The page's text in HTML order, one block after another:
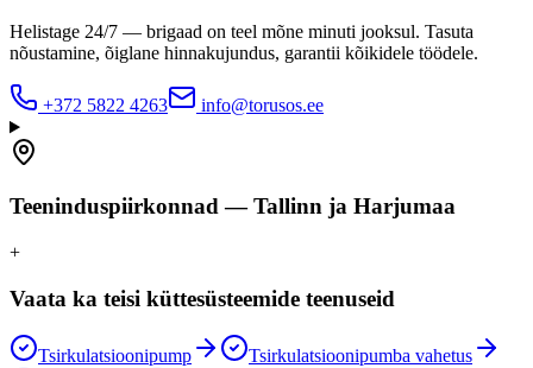
Helistage 24/7 — brigaad on teel mõne minuti jooksul. Tasuta
nõustamine, õiglane hinnakujundus, garantii kõikidele töödele.
+372 5822 4263 info@torusos.ee
Teeninduspiirkonnad — Tallinn ja Harjumaa
+
Vaata ka teisi küttesüsteemide teenuseid
Tsirkulatsioonipump
Tsirkulatsioonipumba vahetus